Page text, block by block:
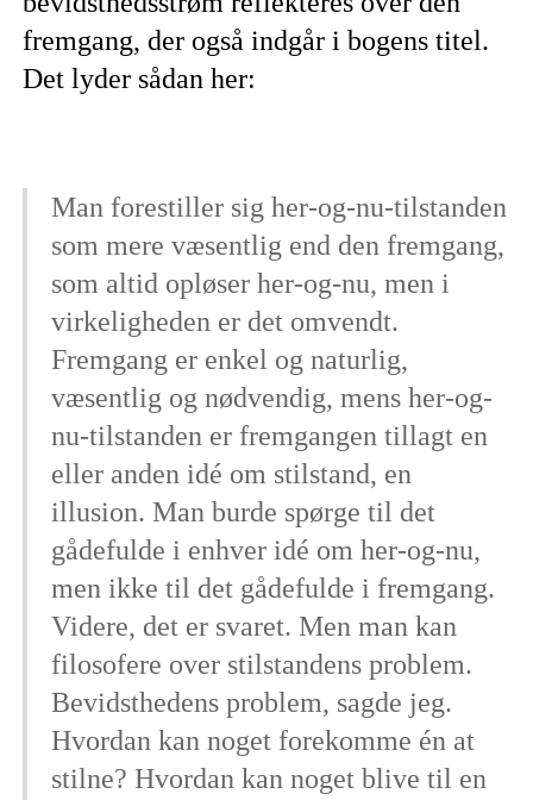
fremgang, der også indgår i bogens titel.
Det lyder sådan her:
Man forestiller sig her-og-nu-tilstanden
som mere væsentlig end den fremgang,
som altid opløser her-og-nu, men i
virkeligheden er det omvendt.
Fremgang er enkel og naturlig,
væsentlig og nødvendig, mens her-og-
nu-tilstanden er fremgangen tillagt en
eller anden idé om stilstand, en
illusion. Man burde spørge til det
gådefulde i enhver idé om her-og-nu,
men ikke til det gådefulde i fremgang.
Videre, det er svaret. Men man kan
filosofere over stilstandens problem.
Bevidsthedens problem, sagde jeg.
Hvordan kan noget forekomme én at
stilne? Hvordan kan noget blive til en